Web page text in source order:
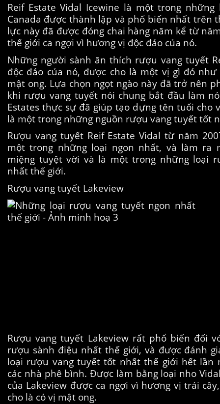
Reif Estate Vidal Icewine là một trong
Canada được thành lập và phổ biến nhất trên
lực này đã được đóng chai hàng năm kể từ
thế giới ca ngợi vì hương vị độc đáo của nó.
Những người sành ăn thích rượu vang tuyết
độc đáo của nó, được cho là một vị gì đó
mật ong. Lựa chọn ngọt ngào này đã trở nên
khi rượu vang tuyết nói chung bắt đầu làm
Estates thực sự đã giúp tạo dựng tên tuổi cho
là một trong những nguồn rượu vang tuyết tốt
Rượu vang tuyết Reif Estate Vidal từ năm
một trong những loại ngon nhất, và làm ra
miệng tuyệt vời và là một trong những loại
nhất thế giới.
Rượu vang tuyết Lakeview
Rượu vang tuyết Lakeview rất phổ biến đối
rượu sành điệu nhất thế giới, và được đánh
loại rượu vang tuyết tốt nhất thế giới hết lần
các nhà phê bình. Được làm bằng loại nho
của Lakeview được ca ngợi vì hương vị trái
cho là có vị mật ong.